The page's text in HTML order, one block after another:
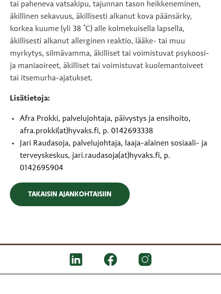
tai paheneva vatsakipu, tajunnan tason heikkeneminen,
äkillinen sekavuus, äkillisesti alkanut kova päänsärky,
korkea kuume (yli 38 °C) alle kolmekuisella lapsella,
äkillisesti alkanut allerginen reaktio, lääke- tai muu
myrkytys, silmävamma, äkilliset tai voimistuvat psykoosi-
ja maniaoireet, äkilliset tai voimistuvat kuolemantoiveet
tai itsemurha-ajatukset.
Lisätietoja:
Afra Prokki, palvelujohtaja, päivystys ja ensihoito,
afra.prokki(at)hyvaks.fi, p. 0142693338
Jari Raudasoja, palvelujohtaja, laaja-alainen sosiaali- ja
terveyskeskus, jari.raudasoja(at)hyvaks.fi, p.
0142695904
TAKAISIN AJANKOHTAISIIN